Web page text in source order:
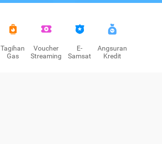
Tagihan
Gas
Voucher
Streaming
E-
Samsat
Angsuran
Kredit